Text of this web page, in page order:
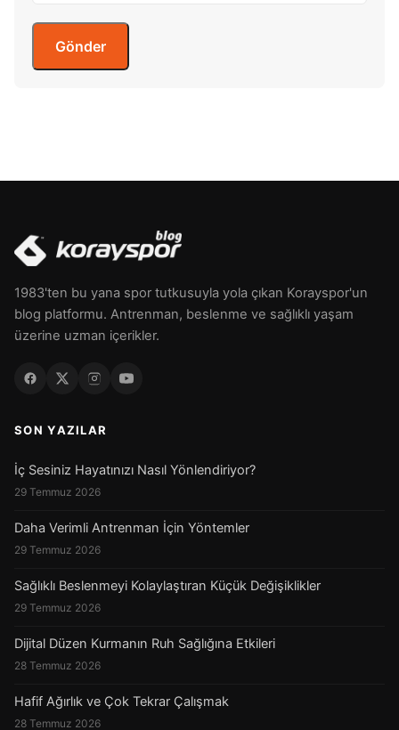
1983'ten bu yana spor tutkusuyla yola çıkan Korayspor'un
blog platformu. Antrenman, beslenme ve sağlıklı yaşam
üzerine uzman içerikler.
SON YAZILAR
İç Sesiniz Hayatınızı Nasıl Yönlendiriyor?
29 Temmuz 2026
Daha Verimli Antrenman İçin Yöntemler
29 Temmuz 2026
Sağlıklı Beslenmeyi Kolaylaştıran Küçük Değişiklikler
29 Temmuz 2026
Dijital Düzen Kurmanın Ruh Sağlığına Etkileri
28 Temmuz 2026
Hafif Ağırlık ve Çok Tekrar Çalışmak
28 Temmuz 2026